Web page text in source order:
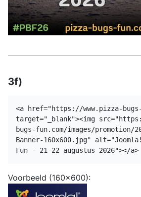
3f)
<a href="https://www.pizza-
target="_blank"><img
bugs-fun.com/images/promotion/
Banner-160x600.jpg"
Fun - 21-22 augustus 2026"></a>
Voorbeeld (160x600):